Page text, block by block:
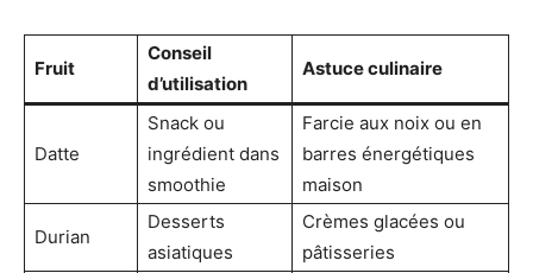
Fruit
Conseil
d’utilisation
Astuce culinaire
Datte
Snack ou
ingrédient dans
smoothie
Farcie aux noix ou en
barres énergétiques
maison
Durian
Desserts
asiatiques
Crèmes glacées ou
pâtisseries